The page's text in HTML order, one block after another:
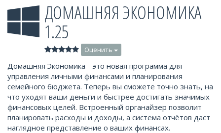
ДОМАШНЯЯ ЭКОНОМИКА
1.25
Оценить
Домашняя Экономика - это новая программа для
управления личными финансами и планирования
семейного бюджета. Теперь вы сможете точно знать, на
что уходят ваши деньги и быстрее достигать значимых
финансовых целей. Встроенный органайзер позволит
планировать расходы и доходы, а система отчётов даст
наглядное представление о ваших финансах.